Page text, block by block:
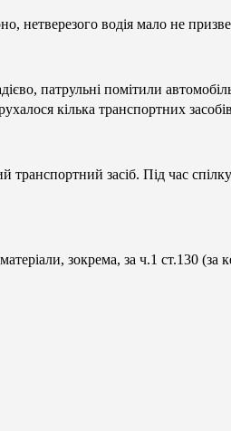
нетверезого водія мало не
патрульні помітили
кілька транспортних
засіб. Під час
зокрема, за ч.1 ст.130